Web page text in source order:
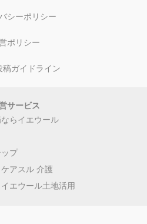
シーポリシー
ポリシー
稿ガイドライン
サービス
らイエウール
プ
アスル 介護
エウール土地活用